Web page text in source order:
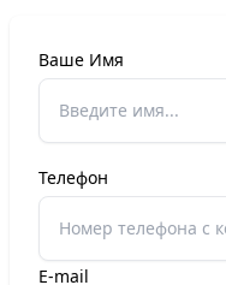
Ваше Имя
Телефон
E-mail